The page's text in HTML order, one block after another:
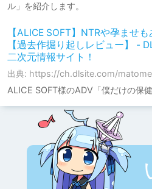
ル」を紹介します。
【ALICE SOFT】NTRや孕ませ
【過去作掘り起しレビュー】 -
二次元情報サイト！
出典: https://ch.dlsite.com/
ALICE SOFT様のADV「僕だけの保